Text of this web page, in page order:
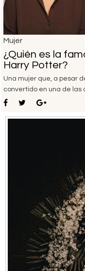
Mujer
¿Quién es la
Harry Potter?
Una mujer que, a pesar
convertido en una de las